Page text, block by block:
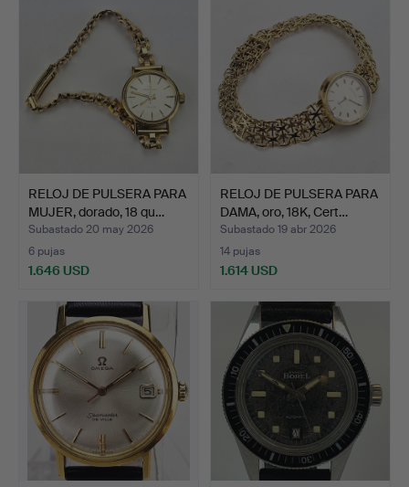
RELOJ DE PULSERA PARA
MUJER, dorado, 18 qu…
Subastado 20 may 2026
6 pujas
1.646 USD
RELOJ DE PULSERA PARA
DAMA, oro, 18K, Cert…
Subastado 19 abr 2026
14 pujas
1.614 USD